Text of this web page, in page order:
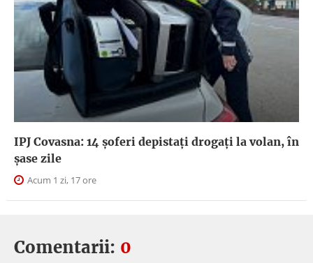
IPJ Covasna: 14 șoferi depistați drogați la volan, în
șase zile
Acum 1 zi, 17 ore
Comentarii: 0